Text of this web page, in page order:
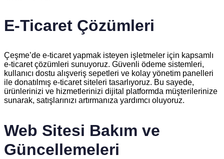
E-Ticaret Çözümleri
Çeşme’de e-ticaret yapmak isteyen işletmeler için kapsamlı
e-ticaret çözümleri sunuyoruz. Güvenli ödeme sistemleri,
kullanıcı dostu alışveriş sepetleri ve kolay yönetim panelleri
ile donatılmış e-ticaret siteleri tasarlıyoruz. Bu sayede,
ürünlerinizi ve hizmetlerinizi dijital platformda müşterilerinize
sunarak, satışlarınızı artırmanıza yardımcı oluyoruz.
Web Sitesi Bakım ve
Güncellemeleri